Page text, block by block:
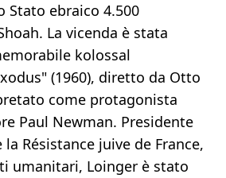
Stato ebraico 4.500
La vicenda è stata
kolossal
(1960), diretto da Otto
come protagonista
Paul Newman. Presidente
Résistance juive de France,
umanitari, Loinger è stato